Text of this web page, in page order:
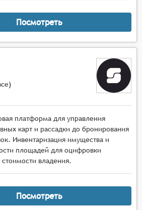
Посмотреть
платформа для управления
карт и рассадки до бронирования
Инвентаризация имущества и
площадей для оцифровки
владения.
Посмотреть